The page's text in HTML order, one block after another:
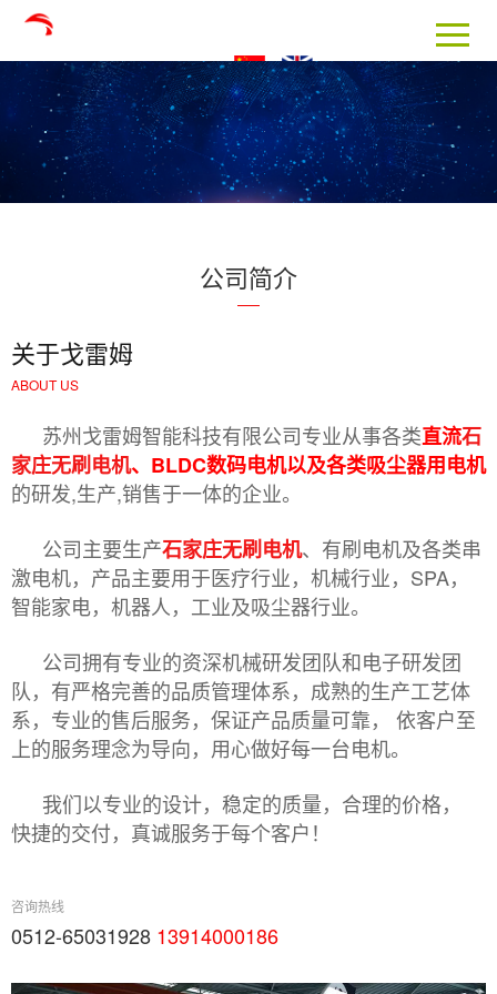
公司简介
关于戈雷姆
ABOUT US
苏州戈雷姆智能科技有限公司专业从事各类直流石
家庄无刷电机、BLDC数码电机以及各类吸尘器用电机
的研发,生产,销售于一体的企业。
公司主要生产石家庄无刷电机、有刷电机及各类串
激电机，产品主要用于医疗行业，机械行业，SPA，
智能家电，机器人，工业及吸尘器行业。
公司拥有专业的资深机械研发团队和电子研发团
队，有严格完善的品质管理体系，成熟的生产工艺体
系，专业的售后服务，保证产品质量可靠， 依客户至
上的服务理念为导向，用心做好每一台电机。
我们以专业的设计，稳定的质量，合理的价格，
快捷的交付，真诚服务于每个客户！
咨询热线
0512-65031928 13914000186